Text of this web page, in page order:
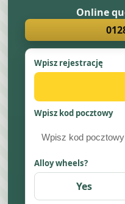
Online
Wpisz rejestrację
Wpisz kod pocztowy
Alloy wheels?
Yes